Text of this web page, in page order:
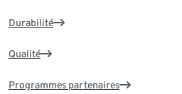
Durabilité
Qualité
Programmes partenaires